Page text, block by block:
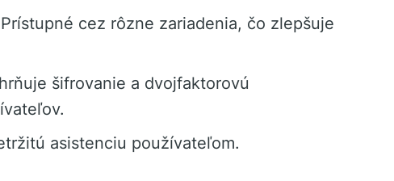
Prístupné cez rôzne zariadenia, čo zlepšuje
šifrovanie a dvojfaktorovú
asistenciu používateľom.